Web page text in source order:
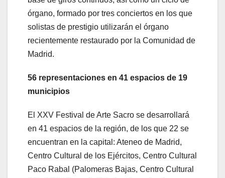
órgano, formado por tres conciertos en los que
solistas de prestigio utilizarán el órgano
recientemente restaurado por la Comunidad de
Madrid.
56 representaciones en 41 espacios de 19
municipios
El XXV Festival de Arte Sacro se desarrollará
en 41 espacios de la región, de los que 22 se
encuentran en la capital: Ateneo de Madrid,
Centro Cultural de los Ejércitos, Centro Cultural
Paco Rabal (Palomeras Bajas, Centro Cultural